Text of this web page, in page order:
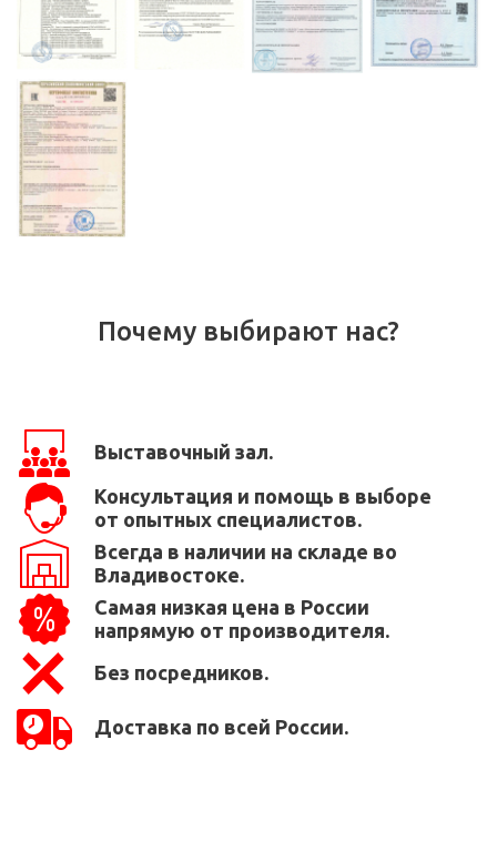
Почему выбирают нас?
Выставочный зал.
Консультация и помощь в выборе
от опытных специалистов.
Всегда в наличии на складе во
Владивостоке.
Самая низкая цена в России
напрямую от производителя.
Без посредников.
Доставка по всей России.